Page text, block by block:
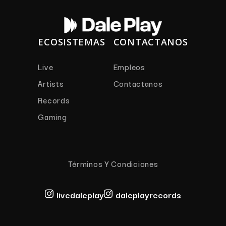
ECOSISTEMAS
Live
Artists
Records
Gaming
CONTACTANOS
Empleos
Contactanos
Términos Y Condiciones
livedaleplay daleplayrecords